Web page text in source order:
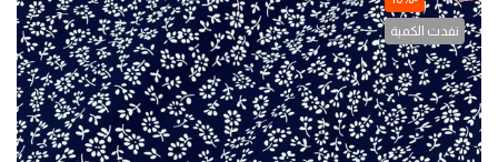
نفدت الكمية